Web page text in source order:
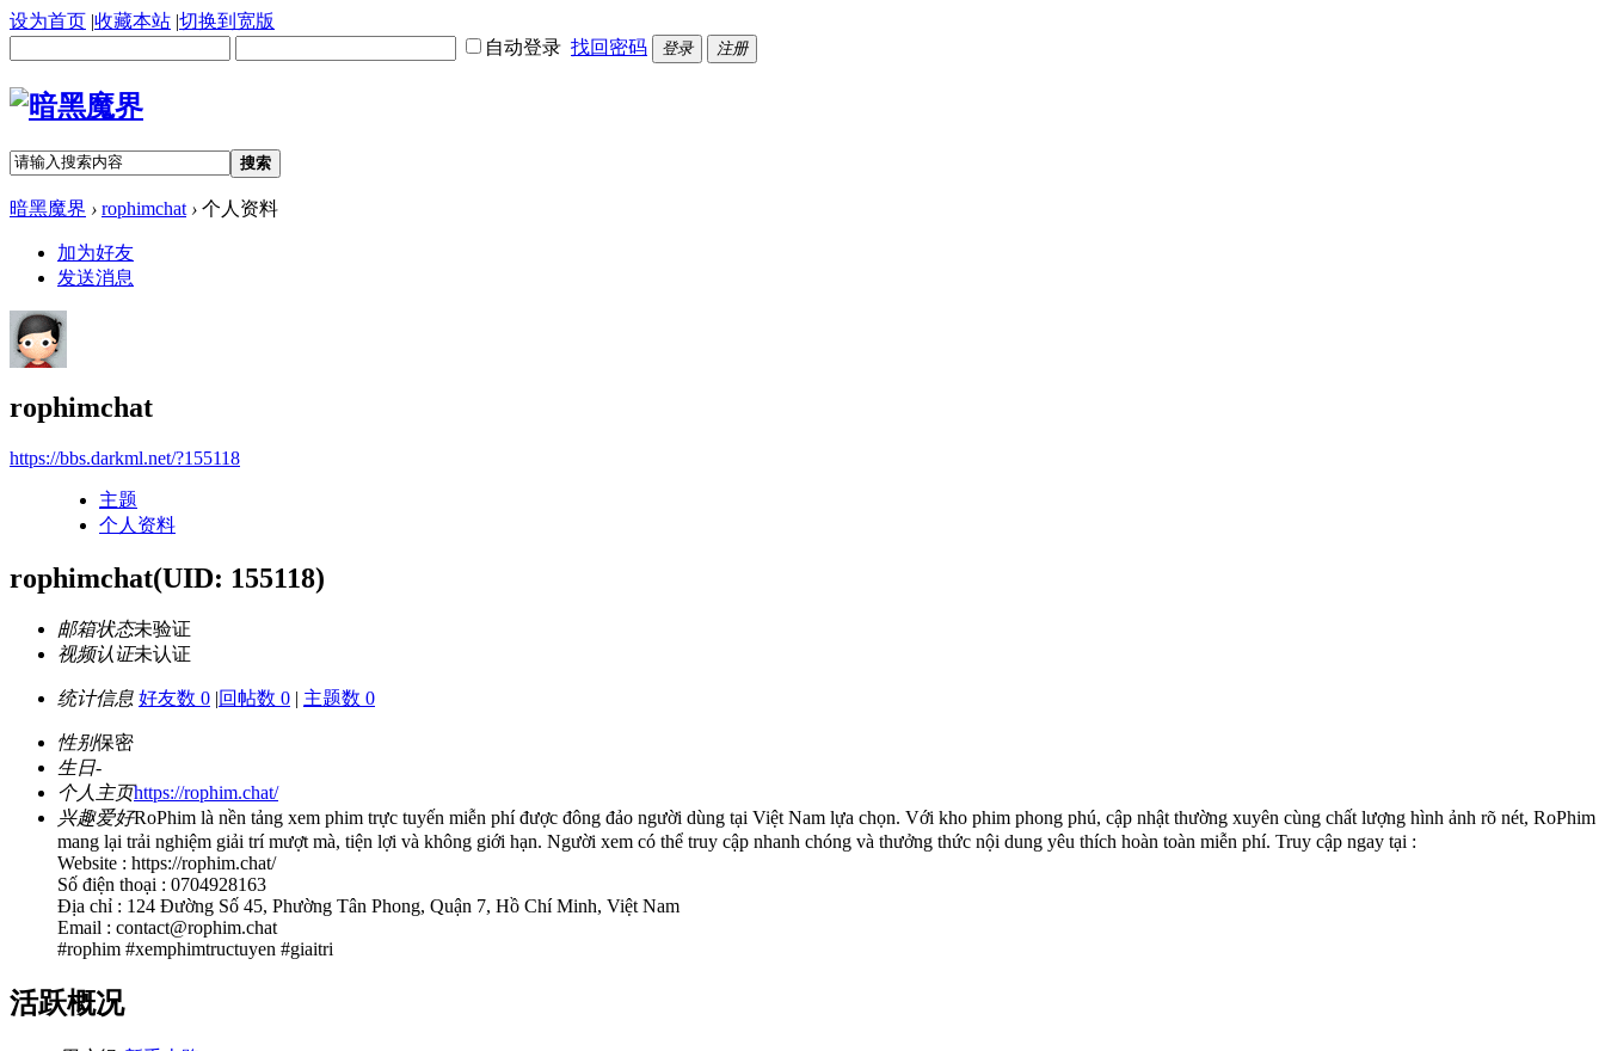
设为首页 |收藏本站 |切换到宽版
自动登录 找回密码 登录 注册
搜索
暗黑魔界 › rophimchat › 个人资料
加为好友
发送消息
rophimchat
https://bbs.darkml.net/?155118
主题
个人资料
rophimchat(UID: 155118)
邮箱状态未验证
视频认证未认证
统计信息 好友数 0 |回帖数 0 | 主题数 0
性别保密
生日-
个人主页https://rophim.chat/
兴趣爱好RoPhim là nền tảng xem phim trực tuyến miễn phí được đông đảo người dùng tại Việt Nam lựa chọn. Với kho phim phong phú, cập nhật thường xuyên cùng chất lượng hình ảnh rõ nét, RoPhim
mang lại trải nghiệm giải trí mượt mà, tiện lợi và không giới hạn. Người xem có thể truy cập nhanh chóng và thưởng thức nội dung yêu thích hoàn toàn miễn phí. Truy cập ngay tại :
Website : https://rophim.chat/
Số điện thoại : 0704928163
Địa chỉ : 124 Đường Số 45, Phường Tân Phong, Quận 7, Hồ Chí Minh, Việt Nam
Email : contact@rophim.chat
#rophim #xemphimtructuyen #giaitri
活跃概况